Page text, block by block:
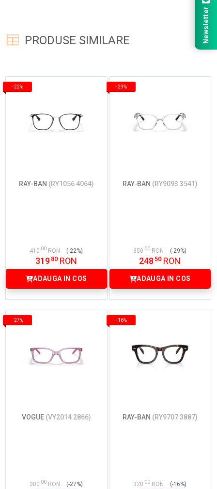
PRODUSE SIMILARE
- 22%
RAY-BAN (RY1056 4064)
410 00 RON (-22%)
319 80 RON
ADAUGA IN COS
- 29%
RAY-BAN (RY9093 3541)
350 00 RON (-29%)
248 50 RON
ADAUGA IN COS
- 27%
VOGUE (VY2014 2866)
300 00 RON (-27%)
- 16%
RAY-BAN (RY9707 3887)
320 00 RON (-16%)
Newsletter